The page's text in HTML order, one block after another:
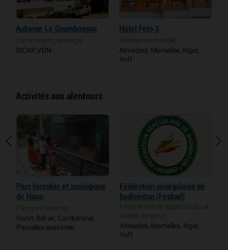
Auberge Le Coumbassou
Campement, auberge
SICAP, VDN
Hôtel Feto 3
Résidence, meublé
Almadies, Mamelles, Ngor,
Yoff
Activités aux alentours
Parc forestier et zoologique
de Hann
Parcs et réserves
Hann, Bel air, Cambérène,
Parcelles assainies
Fédération sénégalaise de
badminton (Fesbad)
Fédérations et ligues Clubs et
écoles de sport
Almadies, Mamelles, Ngor,
Yoff